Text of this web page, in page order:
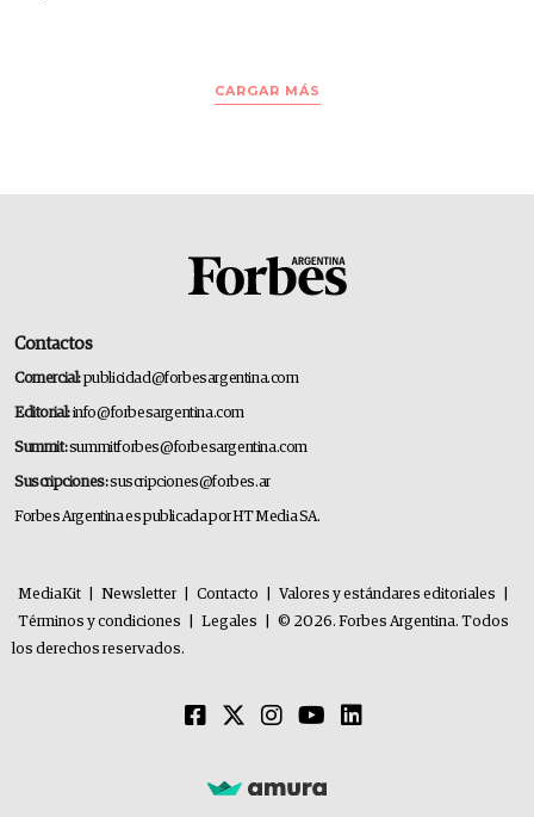
CARGAR MÁS
Contactos
Comercial:publicidad@forbesargentina.com
Editorial:info@forbesargentina.com
Summit:summitforbes@forbesargentina.com
Suscripciones:suscripciones@forbes.ar
Forbes Argentina es publicada por HT Media SA.
MediaKit Newsletter Contacto Valores y estándares editoriales
Términos y condiciones
Legales
© 2026. Forbes Argentina. Todos
los derechos reservados.